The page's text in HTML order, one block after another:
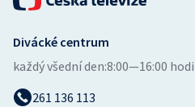
Divácké centrum
každý všední den:8:00—16:00
261 136 113